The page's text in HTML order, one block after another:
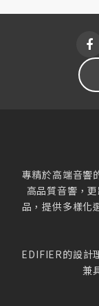
專精於高端音響
高品質音響，
品，提供多樣化
EDIFIER的設計
兼